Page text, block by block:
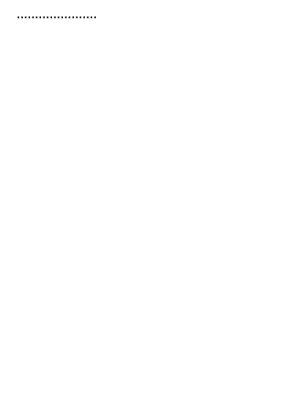
......................